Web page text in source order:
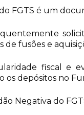
FGTS é um
de fusões e
fiscal e
os depósitos no
Negativa do